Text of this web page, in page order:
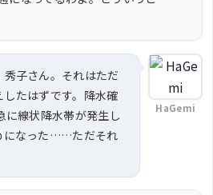
HaGemi
秀子さん。それはただ
たはずです。降水確
線状降水帯が発生し
になった……ただそれ